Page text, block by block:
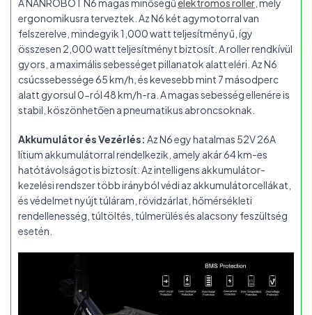
A NANROBOT N6 magas minőségűelektromos roller , mely
ergonomikusra terveztek. Az N6 két agymotorral van
felszerelve, mindegyik 1,000 watt teljesítményű, így
összesen 2,000 watt teljesítményt biztosít. A roller rendkívül
gyors, a maximális sebességet pillanatok alatt eléri. Az N6
csúcssebessége 65 km/h, és kevesebb mint 7 másodperc
alatt gyorsul 0-ról 48 km/h-ra. A magas sebesség ellenére is
stabil, köszönhetően a pneumatikus abroncsoknak.
Akkumulátor és Vezérlés: Az N6 egy hatalmas 52V 26A
lítium akkumulátorral rendelkezik, amely akár 64 km-es
hatótávolságot is biztosít. Az intelligens akkumulátor-
kezelési rendszer több irányból védi az akkumulátorcellákat,
és védelmet nyújt túláram, rövidzárlat, hőmérsékleti
rendellenesség, túltöltés, túlmerülés és alacsony feszültség
esetén.